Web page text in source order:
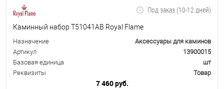
Под заказ (10-12 дней)
Каминный набор Т51041АВ Royal Flame
Назначение
Аксессуары для каминов
Артикул
13900015
Базовая единица
шт
Реквизиты
Товар
7 460 руб.